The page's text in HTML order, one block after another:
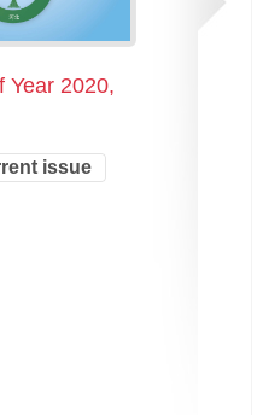
Year 2020,
issue